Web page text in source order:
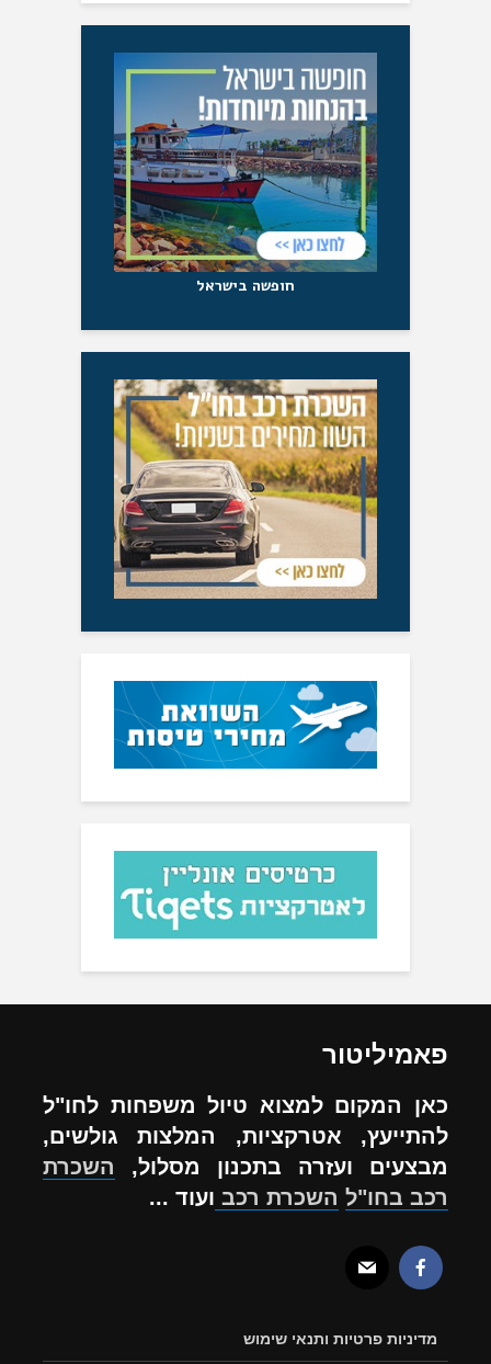
חופשה בישראל
פאמיליטור
כאן המקום למצוא טיול משפחות לחו"ל
להתייעץ, אטרקציות, המלצות גולשים,
מבצעים ועזרה בתכנון מסלול, השכרת
רכב בחו"ל השכרת רכב ועוד ...
מדיניות פרטיות ותנאי שימוש